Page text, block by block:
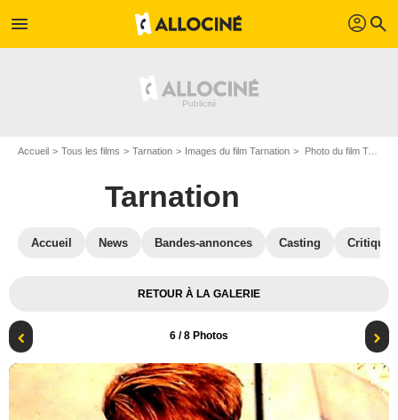
menu profil search
Accueil Tous les films Tarnation Images du film Tarnation Photo du film Tarnation - Photo 6
Tarnation
Accueil News Bandes-annonces Casting
RETOUR À LA GALERIE
6 / 8 Photos